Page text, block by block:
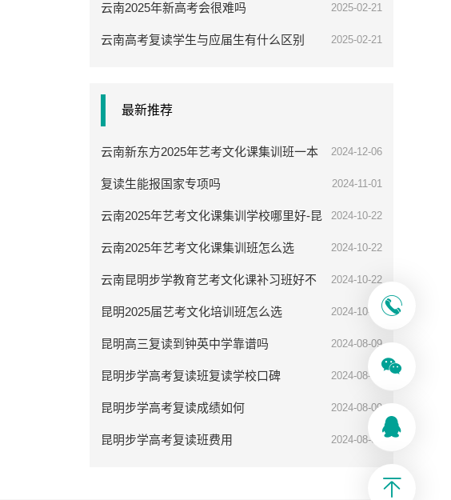
云南2025年新高考会很难吗 2025-02-21
云南高考复读学生与应届生有什么区别 2025-02-21
最新推荐
云南新东方2025年艺考文化课集训班一本
率高吗
2024-12-06
复读生能报国家专项吗 2024-11-01
云南2025年艺考文化课集训学校哪里好-昆
明步学教育
2024-10-22
云南2025年艺考文化课集训班怎么选 2024-10-22
云南昆明步学教育艺考文化课补习班好不
好
2024-10-22
昆明2025届艺考文化培训班怎么选 2024-10-08
昆明高三复读到钟英中学靠谱吗 2024-08-09
昆明步学高考复读班复读学校口碑 2024-08-09
昆明步学高考复读成绩如何 2024-08-09
昆明步学高考复读班费用 2024-08-09